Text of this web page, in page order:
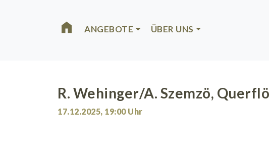
ANGEBOTE ÜBER UNS
R. Wehinger/A. Szemzö,
17.12.2025, 19:00Uhr